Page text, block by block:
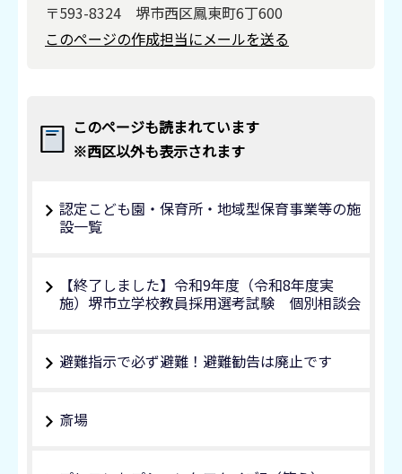
〒593-8324 堺市西区鳳東町6丁600
このページの作成担当にメールを送る
このページも読まれています
※西区以外も表示されます
認定こども園・保育所・地域型保育事業等の施
設一覧
【終了しました】令和9年度（令和8年度実
施）堺市立学校教員採用選考試験 個別相談会
避難指示で必ず避難！避難勧告は廃止です
斎場